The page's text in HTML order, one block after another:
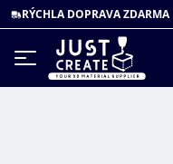
RÝCHLA DOPRAVA ZDARMA